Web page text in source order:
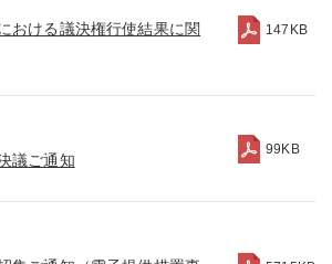
おける議決権行使結果に関
147KB
議ご通知
99KB